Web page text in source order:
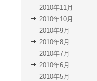
2010年11月
2010年10月
2010年9月
2010年8月
2010年7月
2010年6月
2010年5月